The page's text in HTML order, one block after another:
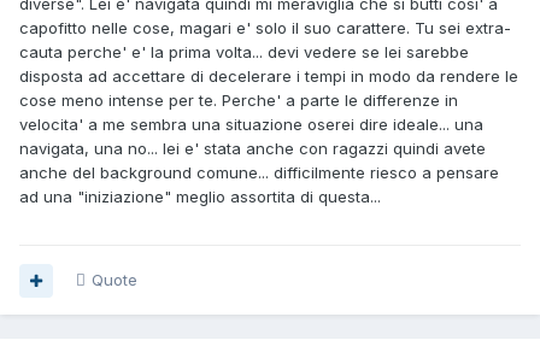
diverse". Lei e' navigata quindi mi meraviglia che si butti cosi' a
capofitto nelle cose, magari e' solo il suo carattere. Tu sei extra-
cauta perche' e' la prima volta... devi vedere se lei sarebbe
disposta ad accettare di decelerare i tempi in modo da rendere le
cose meno intense per te. Perche' a parte le differenze in
velocita' a me sembra una situazione oserei dire ideale... una
navigata, una no... lei e' stata anche con ragazzi quindi avete
anche del background comune... difficilmente riesco a pensare
ad una "iniziazione" meglio assortita di questa...
Quote